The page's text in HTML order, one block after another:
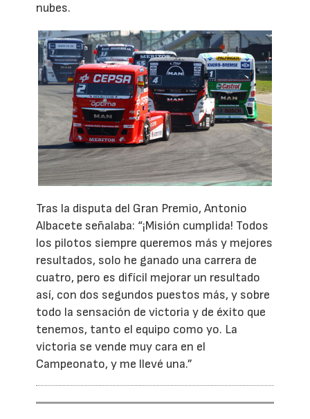
nubes.
Tras la disputa del Gran Premio, Antonio
Albacete señalaba: “¡Misión cumplida! Todos
los pilotos siempre queremos más y mejores
resultados, solo he ganado una carrera de
cuatro, pero es difícil mejorar un resultado
así, con dos segundos puestos más, y sobre
todo la sensación de victoria y de éxito que
tenemos, tanto el equipo como yo. La
victoria se vende muy cara en el
Campeonato, y me llevé una.”